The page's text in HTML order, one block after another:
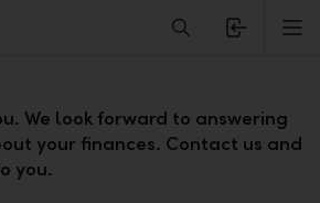
We look forward to answering
your finances. Contact us and
you.